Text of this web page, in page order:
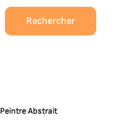
Rechercher
Abstrait